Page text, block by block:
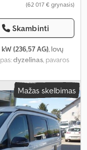
(62 017 € grynasis)
Skambinti
kW (236,57 AG), lovų
dyzelinas, pavaros
kabina:kitas, kuras:
borto
stabilumo
kontrolė,
oro pagalvė,
Mažas skelbimas